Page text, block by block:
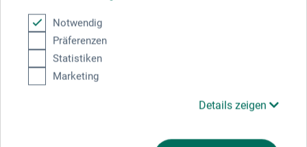
Notwendig
Präferenzen
Statistiken
Marketing
Details zeigen
Her finder du producentens kontaktoplysninger for dette
Stellwag creative